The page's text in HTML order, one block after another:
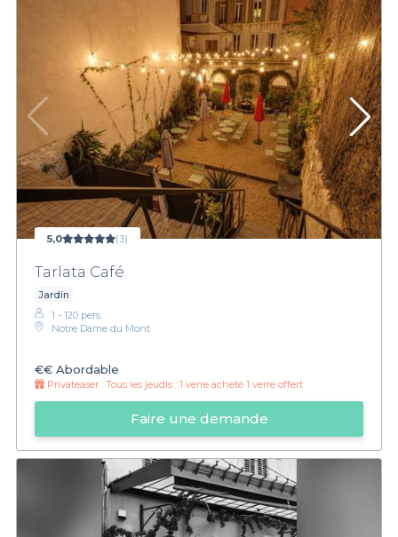
5,0 (3)
Tarlata Café
Jardin
1 - 120 pers.
Notre Dame du Mont
€€ Abordable
Privateaser : Tous les jeudis : 1 verre acheté 1 verre offert
Faire une demande